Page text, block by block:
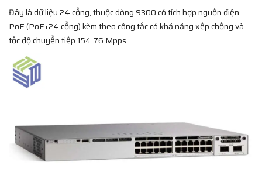
Đây là dữ liệu 24 cổng, thuộc dòng 9300 có tích hợp nguồn điện
PoE (PoE+24 cổng) kèm theo công tắc có khả năng xếp chồng và
tốc độ chuyển tiếp 154,76 Mpps.